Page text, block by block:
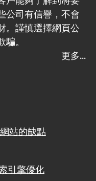
公司有信譽，不會
。謹慎選擇網頁公
。
站的缺點
引擎優化